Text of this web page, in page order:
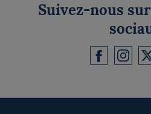
Suivez-nous